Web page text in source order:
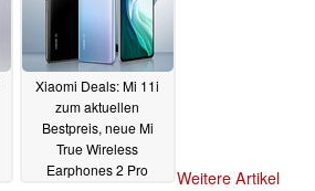
Xiaomi Deals: Mi 11i
zum aktuellen
Bestpreis, neue Mi
True Wireless
Earphones 2 Pro
Weitere Artikel